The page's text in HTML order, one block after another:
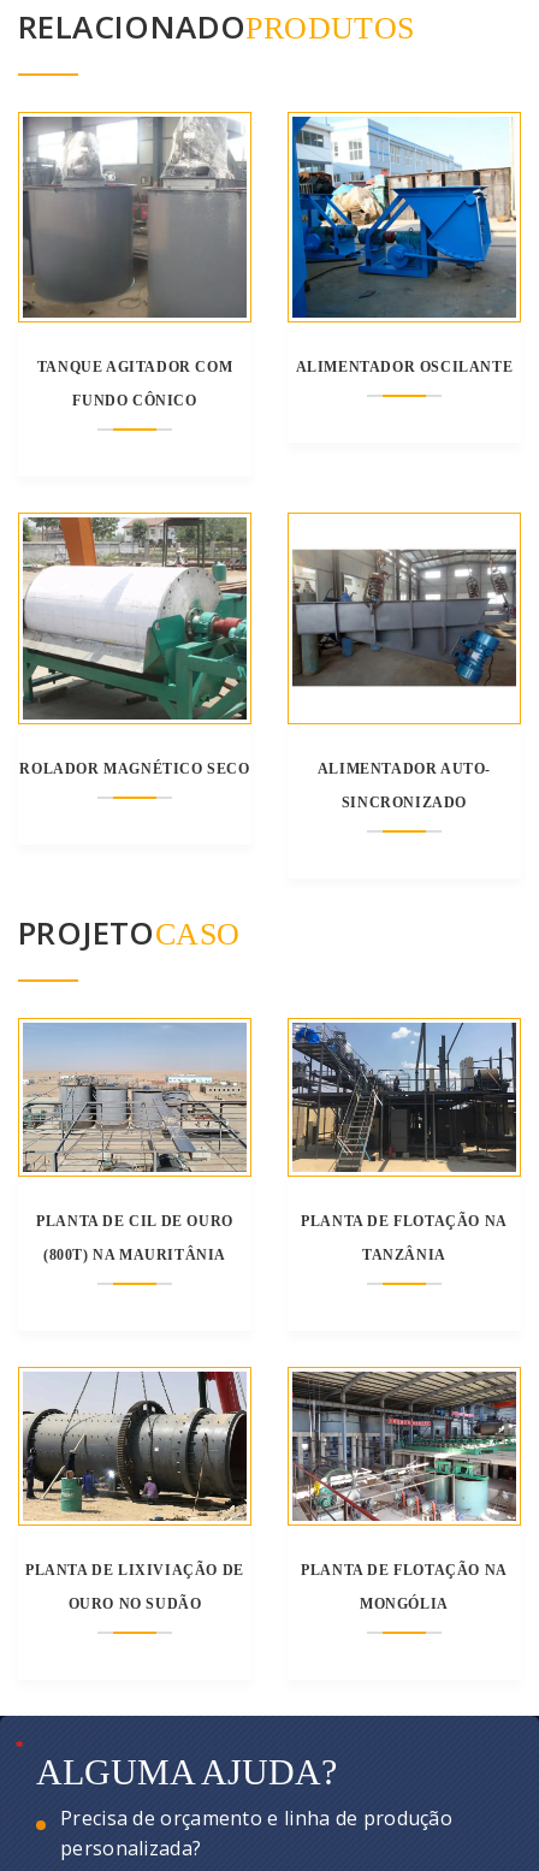
RELACIONADOPRODUTOS
TANQUE AGITADOR COM
FUNDO CÔNICO
ALIMENTADOR OSCILANTE
ROLADOR MAGNÉTICO SECO
ALIMENTADOR AUTO-
SINCRONIZADO
PROJETOCASO
PLANTA DE CIL DE OURO
(800T) NA MAURITÂNIA
PLANTA DE FLOTAÇÃO NA
TANZÂNIA
PLANTA DE LIXIVIAÇÃO DE
OURO NO SUDÃO
PLANTA DE FLOTAÇÃO NA
MONGÓLIA
ALGUMA AJUDA?
Precisa de orçamento e linha de produção
personalizada?
*
*
*